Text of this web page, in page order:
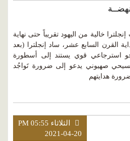
خالية من اليهود تقريباً حتى نهاية
القرن السابع عشر، ساد إنجلترا (بعد
جو استرجاعي قوي يستند إلى أسطورة
صهيوني يدعو إلى ضرورة تَواجُد
هدايتهم
الثلاثاء PM 05:55
2021-04-20